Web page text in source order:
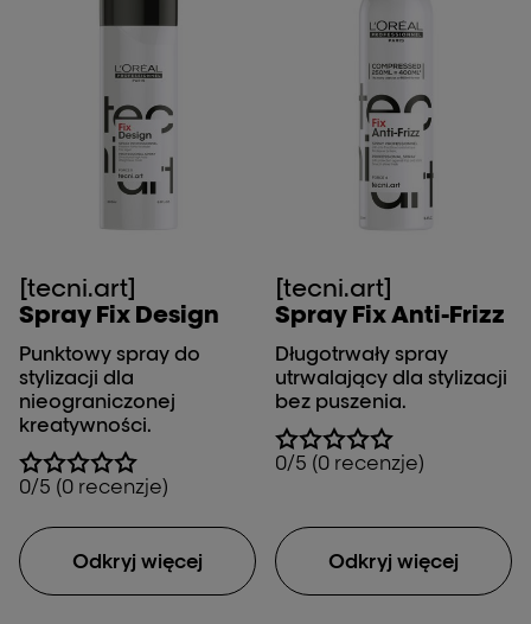
[tecni.art]
Spray Fix Design
Punktowy spray do
stylizacji dla
nieograniczonej
kreatywności.
0/5 (0 recenzje)
Odkryj więcej
[tecni.art]
Spray Fix Anti-Frizz
Długotrwały spray
utrwalający dla stylizacji
bez puszenia.
0/5 (0 recenzje)
Odkryj więcej